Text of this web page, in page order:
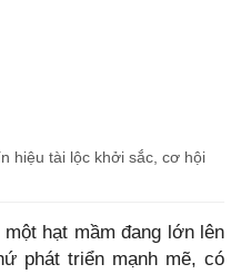
hiệu tài lộc khởi sắc, cơ hội
hạt mầm đang lớn lên
phát triển mạnh mẽ, có